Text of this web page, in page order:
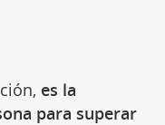
es la
para superar